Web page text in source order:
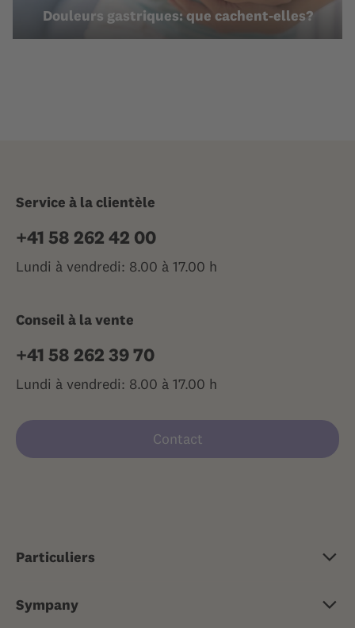
Douleurs gastriques: que cachent-elles?
Service à la clientèle
+41 58 262 42 00
Lundi à vendredi: 8.00 à 17.00 h
Conseil à la vente
+41 58 262 39 70
Lundi à vendredi: 8.00 à 17.00 h
Contact
Particuliers
Assurance complémentaire
Sympany